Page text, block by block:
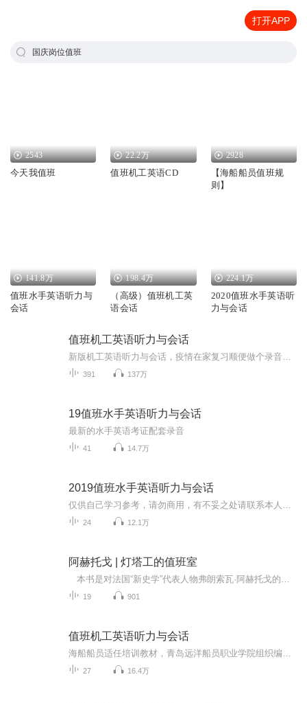
打开APP
国庆岗位值班
2543
今天我值班
22.2万
值班机工英语CD
2928
【海船船员值班规
则】
141.8万
值班水手英语听力与
会话
198.4万
（高级）值班机工英
语会话
224.1万
2020值班水手英语听
力与会话
值班机工英语听力与会话
391 137万
19值班水手英语听力与会话
最新的水手英语考证配套录音
41 14.7万
2019值班水手英语听力与会话
24 12.1万
阿赫托戈 | 灯塔工的值班室
19 901
值班机工英语听力与会话
27 16.4万